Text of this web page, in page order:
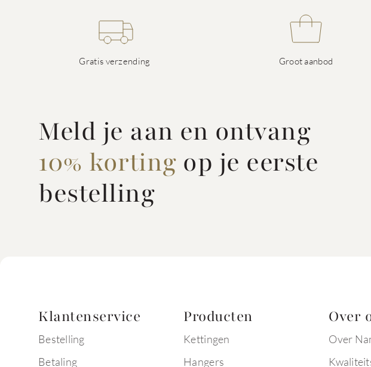
Gratis verzending Groot aanbod
Meld je aan en ontvang
10% korting op je eerste
bestelling
Klantenservice
Bestelling
Betaling
Producten
Kettingen
Hangers
Over
Over